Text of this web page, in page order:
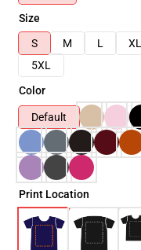
Size
S
M L XL
5XL
Color
Default
Print Location